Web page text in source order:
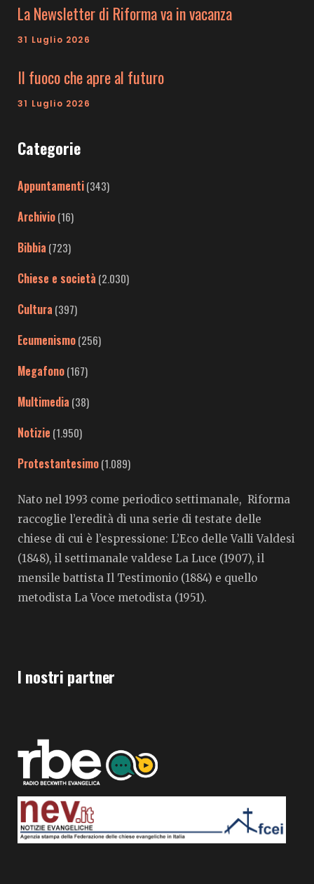
La Newsletter di Riforma va in vacanza
31 Luglio 2026
Il fuoco che apre al futuro
31 Luglio 2026
Categorie
Appuntamenti(343)
Archivio(16)
Bibbia (723)
Chiese e società (2.030)
Cultura (397)
Ecumenismo(256)
Megafono(167)
Multimedia (38)
Notizie (1.950)
Protestantesimo(1.089)
Nato nel 1993 come periodico settimanale, Riforma
raccoglie l’eredità di una serie di testate delle
chiese di cui è l’espressione: L’Eco delle Valli Valdesi
(1848), il settimanale valdese La Luce (1907), il
mensile battista Il Testimonio (1884) e quello
metodista La Voce metodista (1951).
I nostri partner